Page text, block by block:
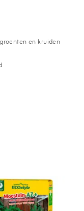
en kruiden